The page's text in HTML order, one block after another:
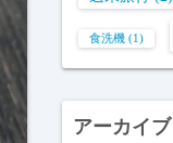
食洗機 (1)
アーカイブ